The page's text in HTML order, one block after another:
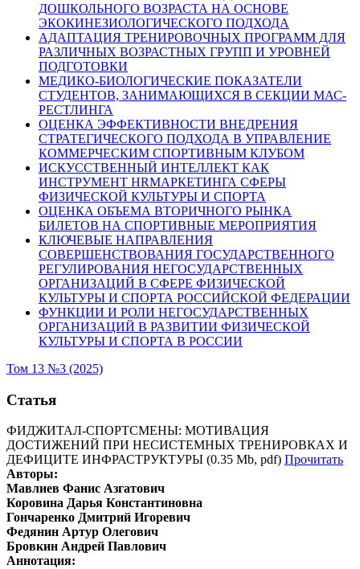
ДОШКОЛЬНОГО ВОЗРАСТА НА ОСНОВЕ
ЭКОКИНЕЗИОЛОГИЧЕСКОГО ПОДХОДА
АДАПТАЦИЯ ТРЕНИРОВОЧНЫХ ПРОГРАММ ДЛЯ
РАЗЛИЧНЫХ ВОЗРАСТНЫХ ГРУПП И УРОВНЕЙ
ПОДГОТОВКИ
МЕДИКО-БИОЛОГИЧЕСКИЕ ПОКАЗАТЕЛИ
СТУДЕНТОВ, ЗАНИМАЮЩИХСЯ В СЕКЦИИ МАС-
РЕСТЛИНГА
ОЦЕНКА ЭФФЕКТИВНОСТИ ВНЕДРЕНИЯ
СТРАТЕГИЧЕСКОГО ПОДХОДА В УПРАВЛЕНИЕ
КОММЕРЧЕСКИМ СПОРТИВНЫМ КЛУБОМ
ИСКУССТВЕННЫЙ ИНТЕЛЛЕКТ КАК
ИНСТРУМЕНТ HRМАРКЕТИНГА СФЕРЫ
ФИЗИЧЕСКОЙ КУЛЬТУРЫ И СПОРТА
ОЦЕНКА ОБЪЕМА ВТОРИЧНОГО РЫНКА
БИЛЕТОВ НА СПОРТИВНЫЕ МЕРОПРИЯТИЯ
КЛЮЧЕВЫЕ НАПРАВЛЕНИЯ
СОВЕРШЕНСТВОВАНИЯ ГОСУДАРСТВЕННОГО
РЕГУЛИРОВАНИЯ НЕГОСУДАРСТВЕННЫХ
ОРГАНИЗАЦИЙ В СФЕРЕ ФИЗИЧЕСКОЙ
КУЛЬТУРЫ И СПОРТА РОССИЙСКОЙ ФЕДЕРАЦИИ
ФУНКЦИИ И РОЛИ НЕГОСУДАРСТВЕННЫХ
ОРГАНИЗАЦИЙ В РАЗВИТИИ ФИЗИЧЕСКОЙ
КУЛЬТУРЫ И СПОРТА В РОССИИ
Том 13 №3 (2025)
Статья
ФИДЖИТАЛ-СПОРТСМЕНЫ: МОТИВАЦИЯ
ДОСТИЖЕНИЙ ПРИ НЕСИСТЕМНЫХ ТРЕНИРОВКАХ И
ДЕФИЦИТЕ ИНФРАСТРУКТУРЫ (0.35 Mb, pdf) Прочитать
Авторы:
Мавлиев Фанис Азгатович
Коровина Дарья Константиновна
Гончаренко Дмитрий Игоревич
Федянин Артур Олегович
Бровкин Андрей Павлович
Аннотация: